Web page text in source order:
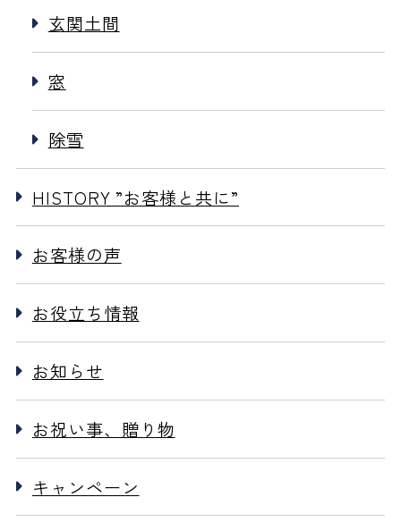
玄関土間
窓
除雪
HISTORY ”お客様と共に”
お客様の声
お役立ち情報
お知らせ
お祝い事、贈り物
キャンペーン